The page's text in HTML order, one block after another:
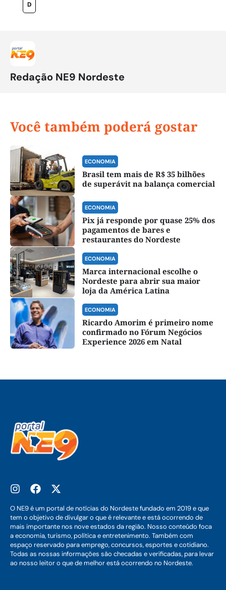
D
Redação NE9 Nordeste
Você também poderá gostar
ECONOMIA
Brasil tem mais de R$ 35 bilhões
de superávit na balança comercial
ECONOMIA
Pix já responde por quase 25% dos
pagamentos de bares e
restaurantes do Nordeste
ECONOMIA
Marca internacional escolhe o
Nordeste para abrir sua maior
loja da América Latina
ECONOMIA
Ricardo Amorim é primeiro nome
confirmado no Fórum Negócios
Experience 2026 em Natal
O NE9 é um portal de notícias do Nordeste fundado em 2019 e que
tem o objetivo de divulgar o que é relevante e está ocorrendo de
mais importante nos nove estados da região. Nosso conteúdo foca
a economia, turismo, política e entretenimento. Também com
espaço reservado para emprego, concursos, esportes e cotidiano.
Todas as nossas informações são checadas e verificadas, para levar
ao nosso leitor o que de melhor está ocorrendo no Nordeste.